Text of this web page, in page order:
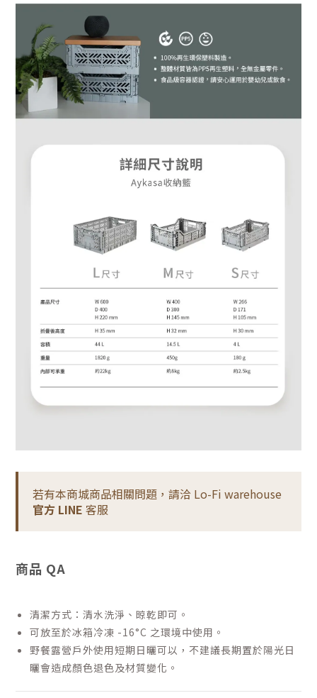
若有本商城商品相關問題，請洽 Lo-Fi warehouse
官方 LINE 客服
商品 QA
清潔方式：清水洗淨、晾乾即可。
可放至於冰箱冷凍 -16°C 之環境中使用。
野餐露營戶外使用短期日曬可以，不建議長期置於陽光日
曬會造成顏色退色及材質變化。